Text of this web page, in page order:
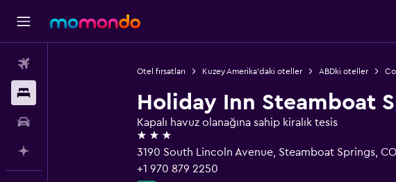
Otel fırsatları Kuzey Amerika'daki oteller ABDki oteller
Holiday Inn Steamboat
Kapalı havuz olanağına sahip kiralık tesis
3 yıldız
3190 South Lincoln Avenue, Steamboat Springs,
+1 970 879 2250